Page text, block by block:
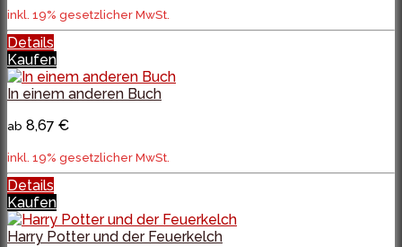
inkl. 19% gesetzlicher MwSt.
Details
Kaufen
In einem anderen Buch
ab 8,67 €
inkl. 19% gesetzlicher MwSt.
Details
Kaufen
Harry Potter und der Feuerkelch